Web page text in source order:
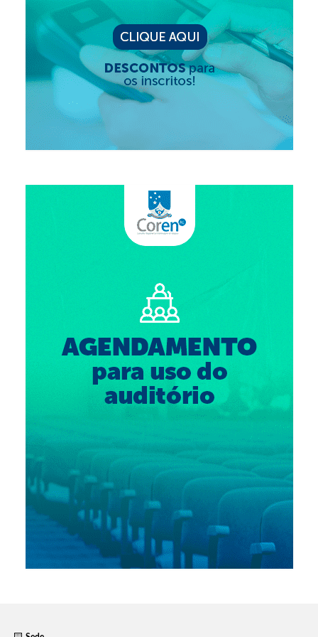
Editais e licitação
Eleições
Fiscalização
Responsabilidade Técnica
Legislações
Decisões
Desagravo Público
Suspensão do Exercício Profissional
Para Você
Procedimento para registro
Clube de Vantagens
Valores dos serviços
Reserva de auditório
Notícias
Ouvidoria
Contatos